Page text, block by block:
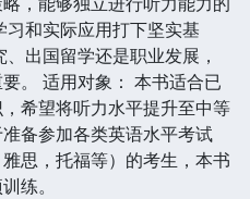
和实际应用打下坚实基
出国留学还是职业发展，
。 适用对象： 本书适合已
希望将听力水平提升至中等
备参加各类英语水平考试
雅思，托福等）的考生，本书
练。